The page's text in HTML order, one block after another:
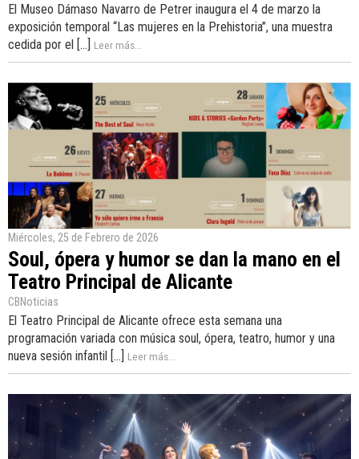
El Museo Dámaso Navarro de Petrer inaugura el 4 de marzo la
exposición temporal “Las mujeres en la Prehistoria”, una muestra
cedida por el [...] Leer más...
Miércoles, 25 de Febrero de 2026
Soul, ópera y humor se dan la mano en el
Teatro Principal de Alicante
CBNoticias
El Teatro Principal de Alicante ofrece esta semana una
programación variada con música soul, ópera, teatro, humor y una
nueva sesión infantil [...] Leer más...